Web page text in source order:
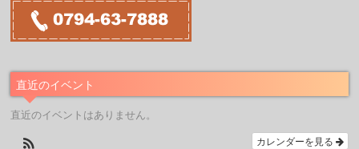
直近のイベント
直近のイベントはありません。
カレンダーを見る